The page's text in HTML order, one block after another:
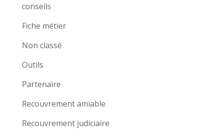
conseils
Fiche métier
Non classé
Outils
Partenaire
Recouvrement amiable
Recouvrement judiciaire